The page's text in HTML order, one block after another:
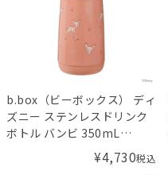
b.box（ビーボックス） ディ
ズニー ステンレスドリンク
ボトル バンビ 350mL
Disney Insulated Drink
¥4,730税込